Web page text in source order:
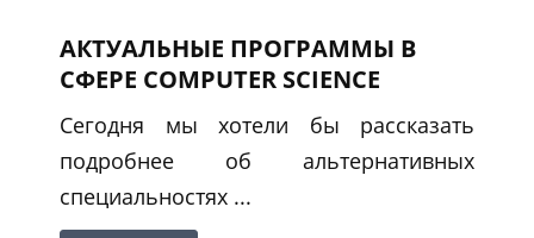
АКТУАЛЬНЫЕ ПРОГРАММЫ В
СФЕРЕ COMPUTER SCIENCE
Сегодня мы хотели бы рассказать
подробнее об альтернативных
специальностях ...